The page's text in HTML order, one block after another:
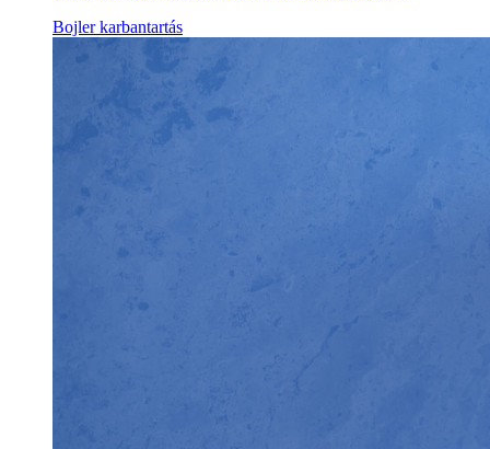
Bojler karbantartás